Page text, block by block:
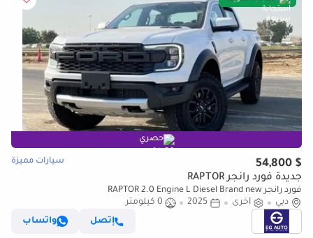
حصري
$ 54,800 سيارات مميزة
جديدة فورد رانجر RAPTOR
فورد رانجر RAPTOR 2.0 Engine L Diesel Brand new
دبي
أخرى 2025
0 كيلومتر
إتصل
واتساب